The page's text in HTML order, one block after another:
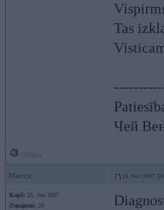
Tas
Чей
Marcic 26. Nov 2007,
Kopš: 25. Jun 2007
Ziņojumi: 29